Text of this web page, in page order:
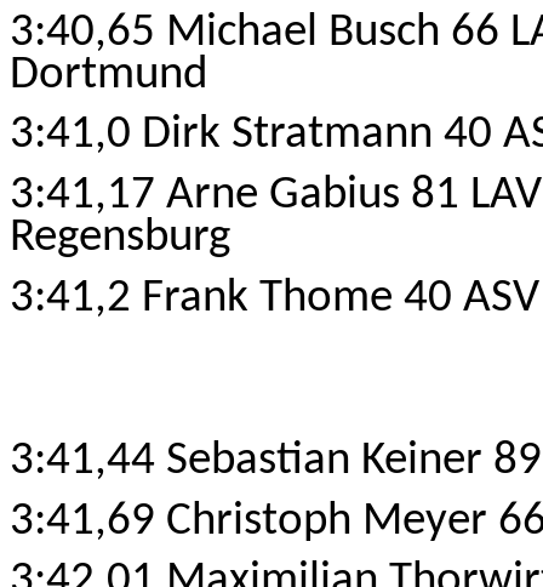
3:40,65 Michael Busch 66
Dortmund
3:41,0 Dirk Stratmann 40
3:41,17 Arne Gabius 81
Regensburg
3:41,2 Frank Thome 40
3:41,44 Sebastian Keiner
3:41,69 Christoph Meyer